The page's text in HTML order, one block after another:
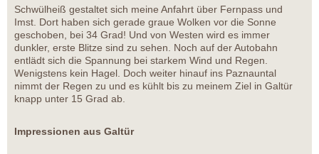
Schwülheiß gestaltet sich meine Anfahrt über Fernpass und
Imst. Dort haben sich gerade graue Wolken vor die Sonne
geschoben, bei 34 Grad! Und von Westen wird es immer
dunkler, erste Blitze sind zu sehen. Noch auf der Autobahn
entlädt sich die Spannung bei starkem Wind und Regen.
Wenigstens kein Hagel. Doch weiter hinauf ins Paznauntal
nimmt der Regen zu und es kühlt bis zu meinem Ziel in Galtür
knapp unter 15 Grad ab.
Impressionen aus Galtür